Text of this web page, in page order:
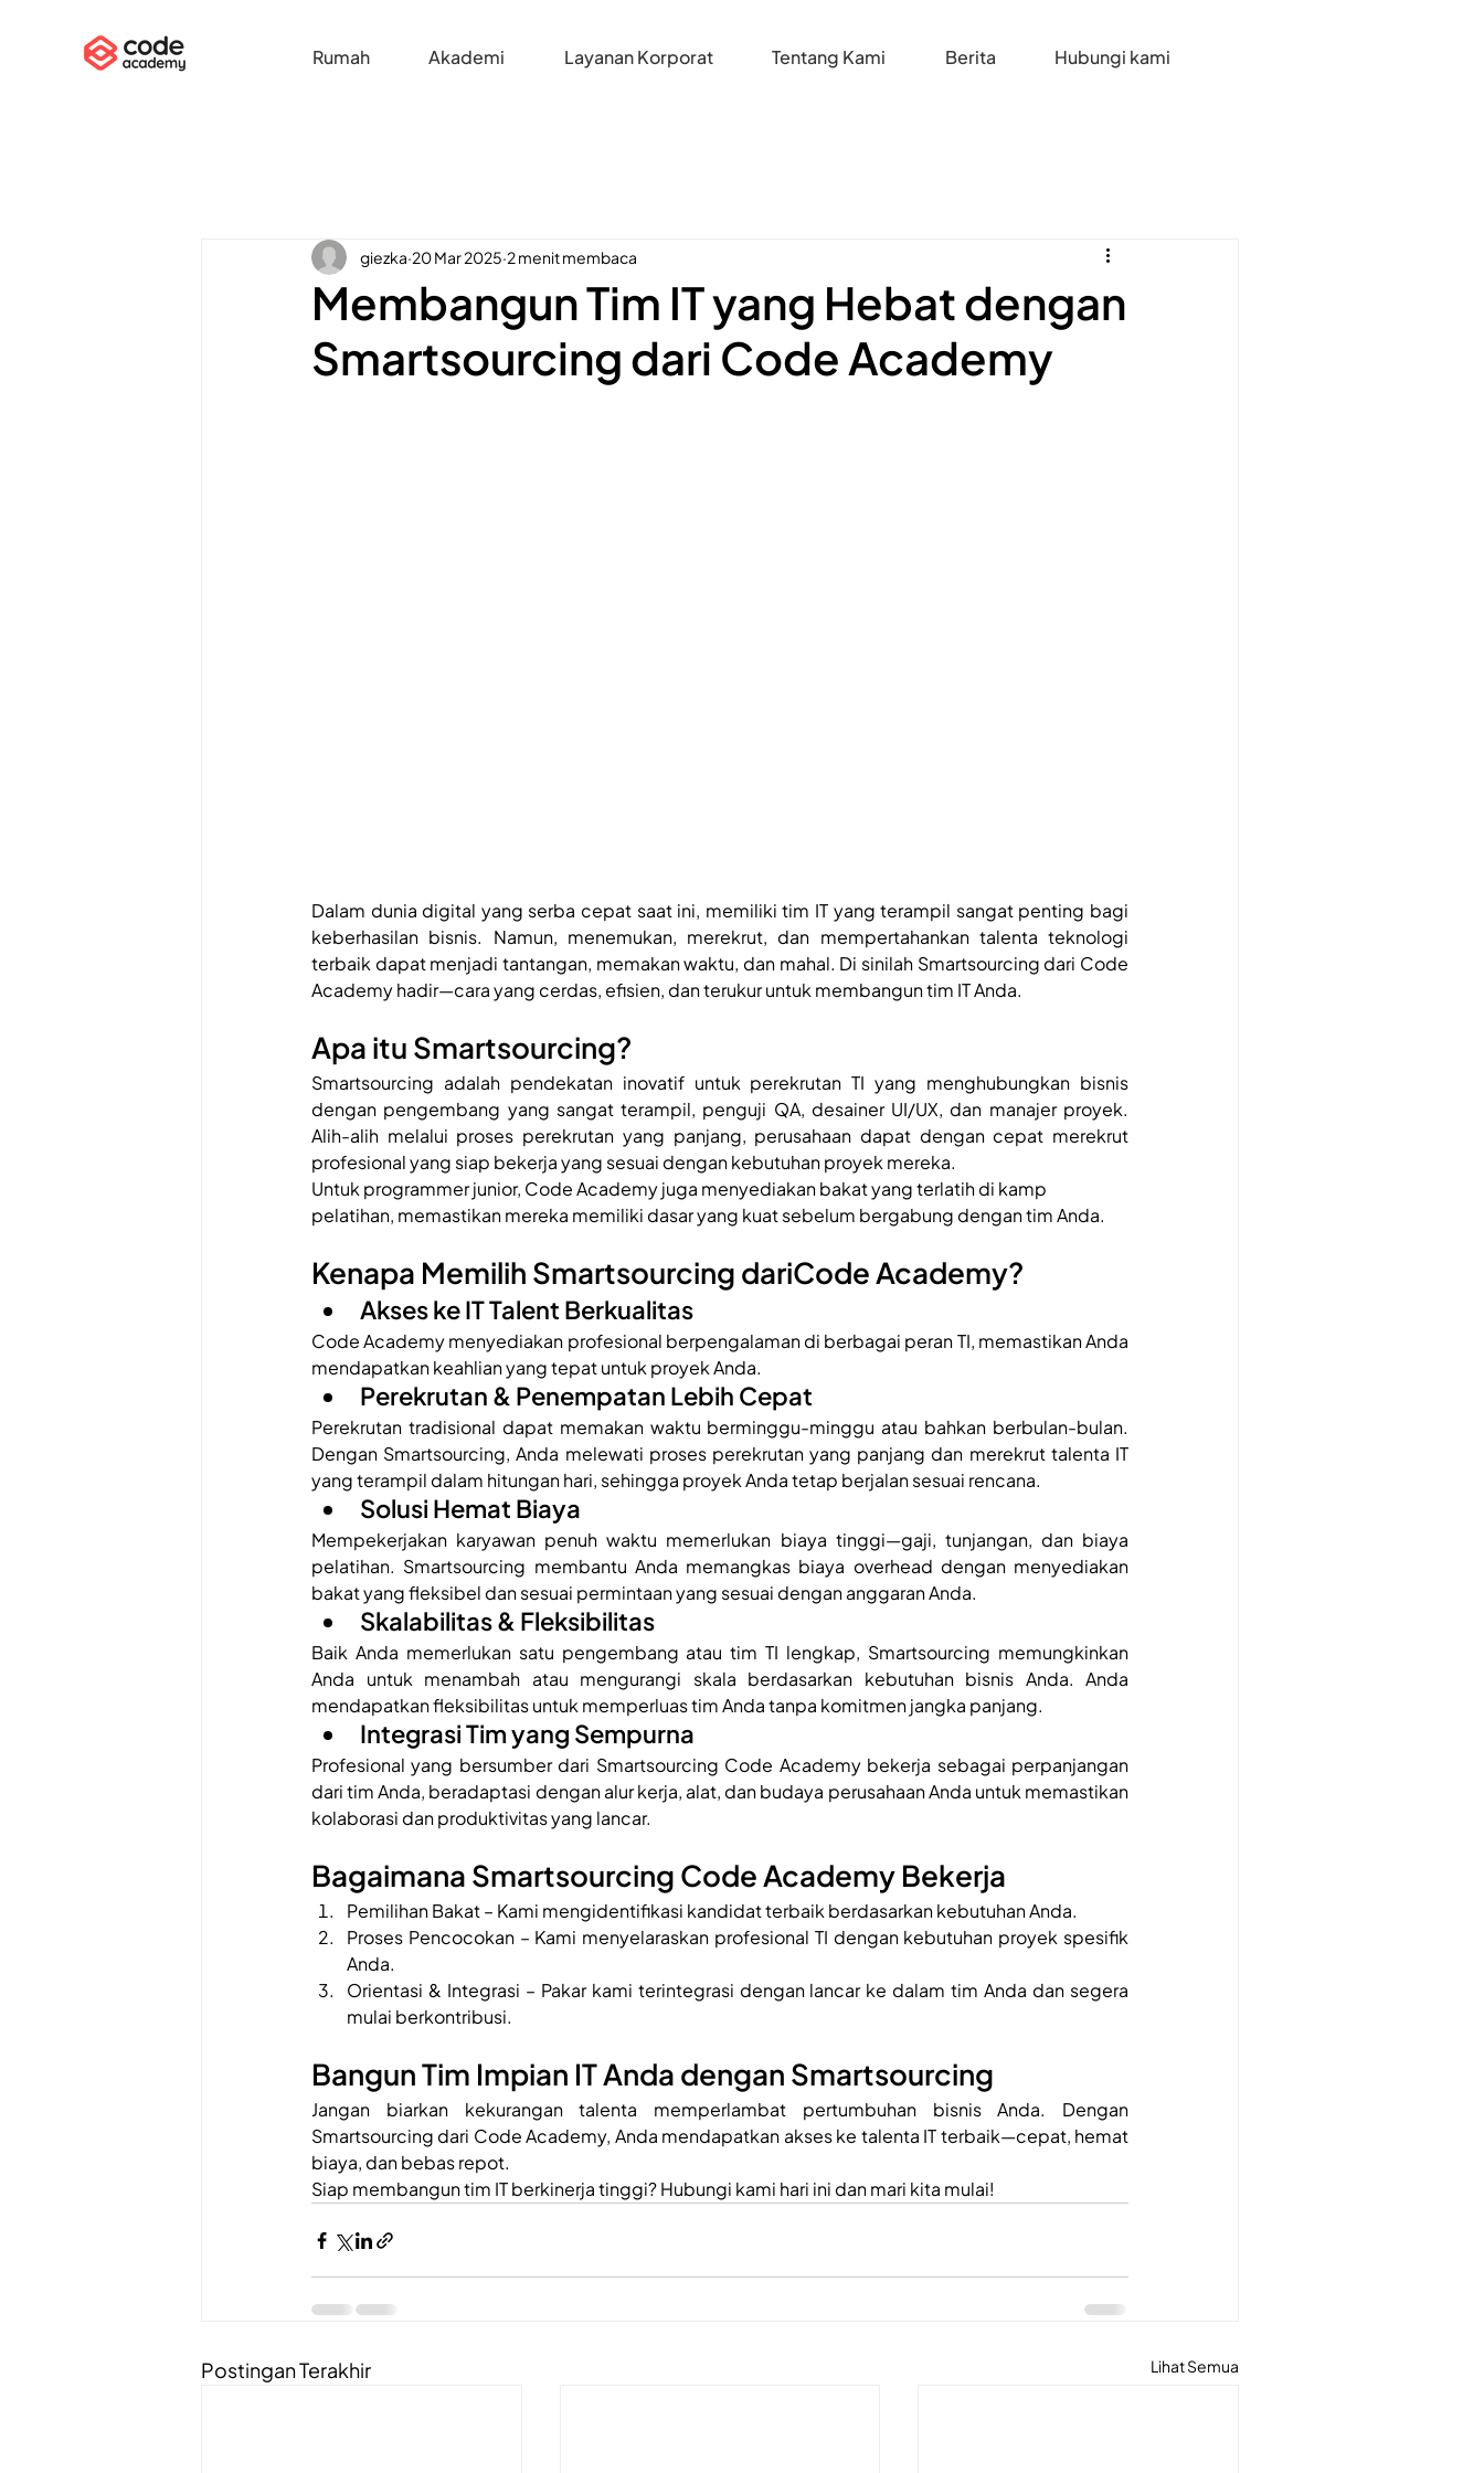
Rumah Akademi Layanan Korporat Tentang Kami Berita Hubungi kami
Membangun Tim IT yang Hebat dengan
Smartsourcing dari Code Academy
giezka 20 Mar 2025 2 menit membaca
Dalam dunia digital yang serba cepat saat ini, memiliki tim IT yang terampil sangat penting bagi
keberhasilan bisnis. Namun, menemukan, merekrut, dan mempertahankan talenta teknologi
terbaik dapat menjadi tantangan, memakan waktu, dan mahal. Di sinilah Smartsourcing dari Code
Academy hadir—cara yang cerdas, efisien, dan terukur untuk membangun tim IT Anda.
Apa itu Smartsourcing?
Smartsourcing adalah pendekatan inovatif untuk perekrutan TI yang menghubungkan bisnis
dengan pengembang yang sangat terampil, penguji QA, desainer UI/UX, dan manajer proyek.
Alih-alih melalui proses perekrutan yang panjang, perusahaan dapat dengan cepat merekrut
profesional yang siap bekerja yang sesuai dengan kebutuhan proyek mereka.
Untuk programmer junior, Code Academy juga menyediakan bakat yang terlatih di kamp
pelatihan, memastikan mereka memiliki dasar yang kuat sebelum bergabung dengan tim Anda.
Kenapa Memilih Smartsourcing dariCode Academy?
Akses ke IT Talent Berkualitas
Code Academy menyediakan profesional berpengalaman di berbagai peran TI, memastikan Anda
mendapatkan keahlian yang tepat untuk proyek Anda.
Perekrutan & Penempatan Lebih Cepat
Perekrutan tradisional dapat memakan waktu berminggu-minggu atau bahkan berbulan-bulan.
Dengan Smartsourcing, Anda melewati proses perekrutan yang panjang dan merekrut talenta IT
yang terampil dalam hitungan hari, sehingga proyek Anda tetap berjalan sesuai rencana.
Solusi Hemat Biaya
Mempekerjakan karyawan penuh waktu memerlukan biaya tinggi—gaji, tunjangan, dan biaya
pelatihan. Smartsourcing membantu Anda memangkas biaya overhead dengan menyediakan
bakat yang fleksibel dan sesuai permintaan yang sesuai dengan anggaran Anda.
Skalabilitas & Fleksibilitas
Baik Anda memerlukan satu pengembang atau tim TI lengkap, Smartsourcing memungkinkan
Anda untuk menambah atau mengurangi skala berdasarkan kebutuhan bisnis Anda. Anda
mendapatkan fleksibilitas untuk memperluas tim Anda tanpa komitmen jangka panjang.
Integrasi Tim yang Sempurna
Profesional yang bersumber dari Smartsourcing Code Academy bekerja sebagai perpanjangan
dari tim Anda, beradaptasi dengan alur kerja, alat, dan budaya perusahaan Anda untuk memastikan
kolaborasi dan produktivitas yang lancar.
Bagaimana Smartsourcing Code Academy Bekerja
Pemilihan Bakat – Kami mengidentifikasi kandidat terbaik berdasarkan kebutuhan Anda.
Proses Pencocokan – Kami menyelaraskan profesional TI dengan kebutuhan proyek spesifik
Anda.
Orientasi & Integrasi – Pakar kami terintegrasi dengan lancar ke dalam tim Anda dan segera
mulai berkontribusi.
Bangun Tim Impian IT Anda dengan Smartsourcing
Jangan biarkan kekurangan talenta memperlambat pertumbuhan bisnis Anda. Dengan
Smartsourcing dari Code Academy, Anda mendapatkan akses ke talenta IT terbaik—cepat, hemat
biaya, dan bebas repot.
Siap membangun tim IT berkinerja tinggi? Hubungi kami hari ini dan mari kita mulai!
Postingan Terakhir Lihat Semua